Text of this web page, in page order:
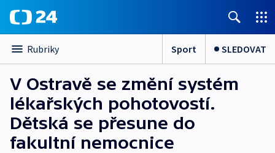
Rubriky Sport SLEDOVAT
V Ostravě se změní systém
lékařských pohotovostí.
Dětská se přesune do
fakultní nemocnice